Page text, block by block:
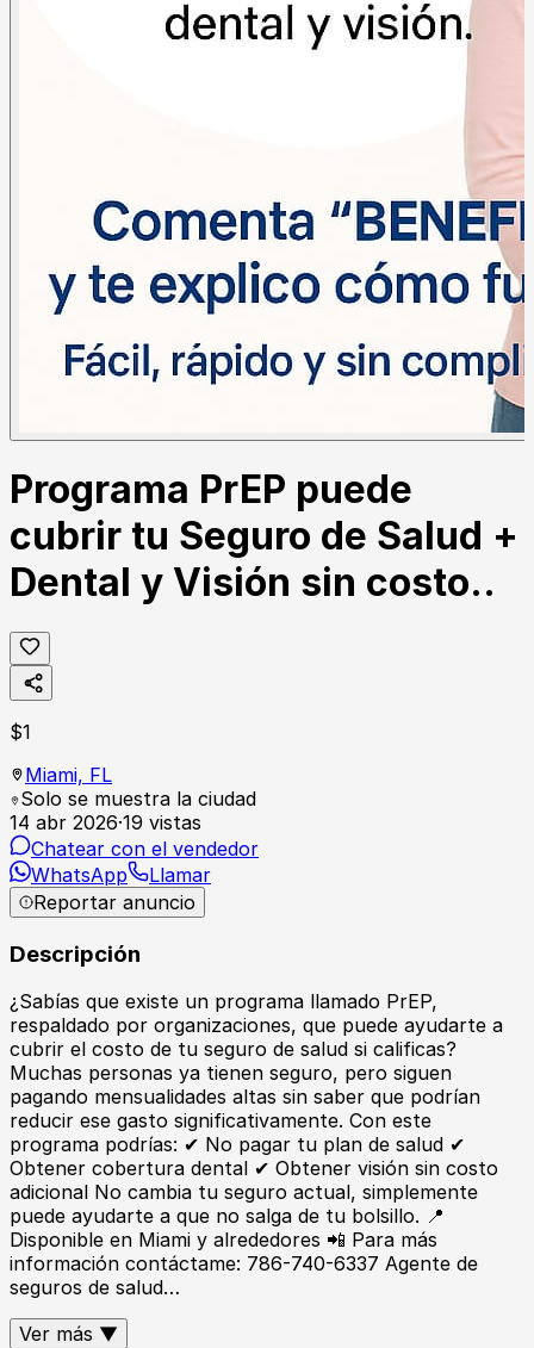
Programa PrEP puede
cubrir tu Seguro de Salud +
Dental y Visión sin costo..
$1
Miami, FL
Solo se muestra la ciudad
14 abr 2026·19 vistas
Chatear con el vendedor
WhatsApp
Llamar
Reportar anuncio
Descripción
¿Sabías que existe un programa llamado PrEP,
respaldado por organizaciones, que puede ayudarte a
cubrir el costo de tu seguro de salud si calificas?
Muchas personas ya tienen seguro, pero siguen
pagando mensualidades altas sin saber que podrían
reducir ese gasto significativamente. Con este
programa podrías: ✔ No pagar tu plan de salud ✔
Obtener cobertura dental ✔ Obtener visión sin costo
adicional No cambia tu seguro actual, simplemente
puede ayudarte a que no salga de tu bolsillo. 📍
Disponible en Miami y alrededores 📲 Para más
información contáctame: 786-740-6337 Agente de
seguros de salud…
Ver más ▼